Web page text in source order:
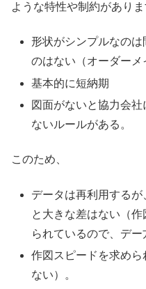
ような特性や制約がありま
形状がシンプルなの
のはない（オーダーメ
基本的に短納期
図面がないと協力会
ないルールがある。
このため、
データは再利用する
と大きな差はない（
られているので、デー
作図スピードを求め
ない）。